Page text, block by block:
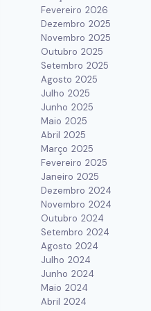
Fevereiro 2026
Dezembro 2025
Novembro 2025
Outubro 2025
Setembro 2025
Agosto 2025
Julho 2025
Junho 2025
Maio 2025
Abril 2025
Março 2025
Fevereiro 2025
Janeiro 2025
Dezembro 2024
Novembro 2024
Outubro 2024
Setembro 2024
Agosto 2024
Julho 2024
Junho 2024
Maio 2024
Abril 2024